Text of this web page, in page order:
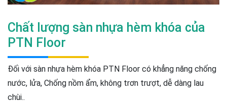
Chất lượng sàn nhựa hèm khóa của
PTN Floor
Đối với sàn nhựa hèm khóa PTN Floor có khẳng năng chống
nước, lửa, Chống nồm ẩm, không trơn trượt, dễ dàng lau
chùi..